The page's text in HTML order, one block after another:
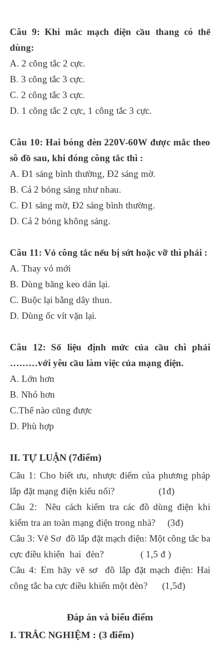
Câu 9: Khi mắc mạch điện cầu thang có thể
dùng:
A. 2 công tắc 2 cực.
B. 3 công tắc 3 cực.
C. 2 công tắc 3 cực.
D. 1 công tắc 2 cực, 1 công tắc 3 cực.
Câu 10: Hai bóng đèn 220V-60W được mắc theo
sô đồ sau, khi đóng công tắc thì :
A. Đ1 sáng bình thường, Đ2 sáng mờ.
B. Cả 2 bóng sáng như nhau.
C. Đ1 sáng mờ, Đ2 sáng bình thường.
D. Cả 2 bóng không sáng.
Câu 11: Vỏ công tắc nếu bị sứt hoặc vỡ thì phải :
A. Thay vỏ mới
B. Dùng băng keo dán lại.
C. Buộc lại bằng dây thun.
D. Dùng ốc vít vặn lại.
Câu 12: Số liệu định mức của cầu chì phải
………với yêu cầu làm việc của mạng điện.
A. Lớn hơn
B. Nhỏ hơn
C.Thế nào cũng được
D. Phù hợp
II. TỰ LUẬN (7điểm)
Câu 1: Cho biết ưu, nhược điểm của phương pháp
lắp đặt mạng điện kiểu nổi? (1đ)
Câu 2: Nêu cách kiểm tra các đồ dùng điện khi
kiểm tra an toàn mạng điện trong nhà? (3đ)
Câu 3: Vẽ Sơ đồ lắp đặt mạch điện: Một công tắc ba
cực điều khiển hai đèn? ( 1,5 đ )
Câu 4: Em hãy vẽ sơ đồ lắp đặt mạch điện: Hai
công tắc ba cực điều khiển một đèn? (1,5đ)
Đáp án và biểu điểm
I. TRẮC NGHIỆM : (3 điểm)